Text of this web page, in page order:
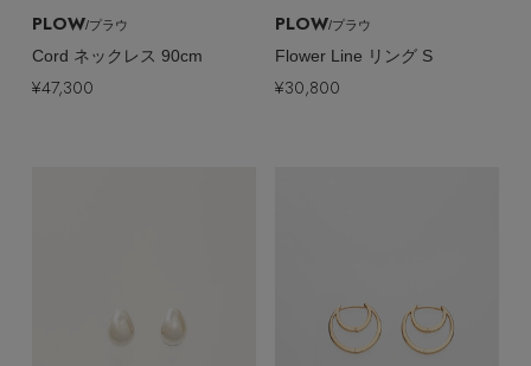
PLOW/プラウ
Cord ネックレス 90cm
¥47,300
PLOW/プラウ
Flower Line リング S
¥30,800